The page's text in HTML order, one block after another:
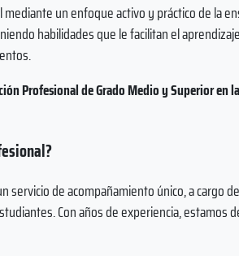
un enfoque activo y práctico de la
habilidades que le facilitan el
Profesional de Grado Medio y Superior en
servicio de acompañamiento único, a cargo
Con años de experiencia, estamos